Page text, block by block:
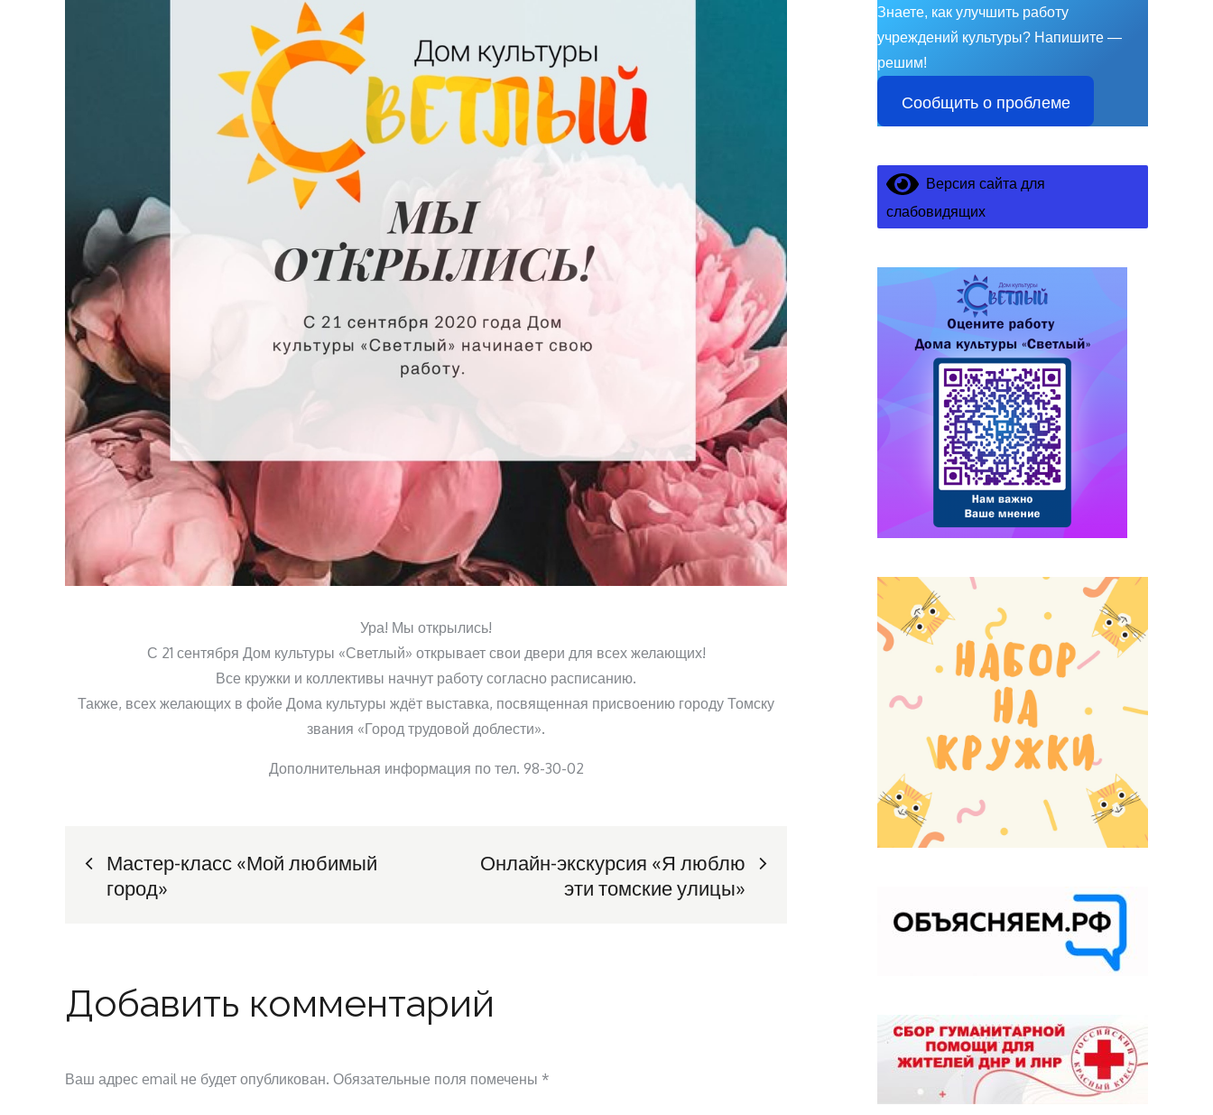
Ура! Мы открылись!
С 21 сентября Дом культуры «Светлый» открывает свои двери для всех желающих!
Все кружки и коллективы начнут работу согласно расписанию.
Также, всех желающих в фойе Дома культуры ждёт выставка, посвященная присвоению городу Томску
звания «Город трудовой доблести».
Дополнительная информация по тел. 98-30-02
Навигация
Мастер-класс «Мой любимый
город»
Онлайн-экскурсия «Я люблю
эти томские улицы»
Добавить комментарий
Ваш адрес email не будет опубликован. Обязательные поля помечены *
Знаете, как улучшить работу
учреждений культуры? Напишите —
решим!
Сообщить о проблеме
Версия сайта для
слабовидящих